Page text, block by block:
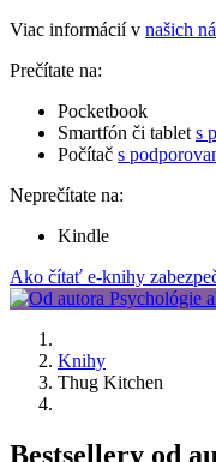
Viac informácií v našich
Prečítate na:
Pocketbook
Smartfón či tablet s
Počítač s
Neprečítate na:
Kindle
Ako čítať e-knihy
Knihy
Thug Kitchen
Bestsellery od